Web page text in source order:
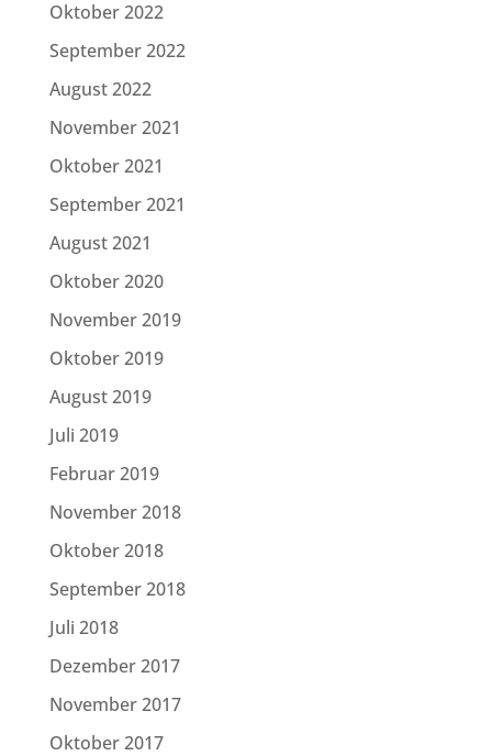
Oktober 2022
September 2022
August 2022
November 2021
Oktober 2021
September 2021
August 2021
Oktober 2020
November 2019
Oktober 2019
August 2019
Juli 2019
Februar 2019
November 2018
Oktober 2018
September 2018
Juli 2018
Dezember 2017
November 2017
Oktober 2017